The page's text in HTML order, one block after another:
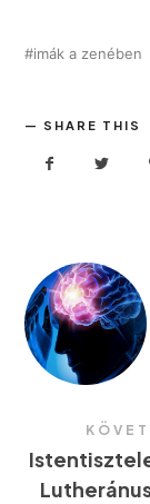
imák a zenében
SHARE THIS